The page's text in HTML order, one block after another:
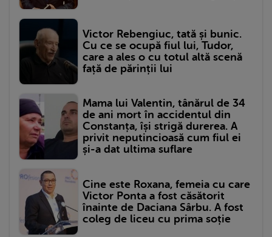
Victor Rebengiuc, tată și bunic.
Cu ce se ocupă fiul lui, Tudor,
care a ales o cu totul altă scenă
față de părinții lui
Mama lui Valentin, tânărul de 34
de ani mort în accidentul din
Constanța, își strigă durerea. A
privit neputincioasă cum fiul ei
și-a dat ultima suflare
Cine este Roxana, femeia cu care
Victor Ponta a fost căsătorit
înainte de Daciana Sârbu. A fost
coleg de liceu cu prima soție